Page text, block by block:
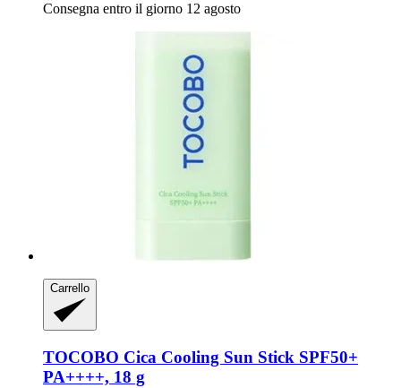
Consegna entro il giorno 12 agosto
Carrello
TOCOBO Cica Cooling Sun Stick SPF50+
PA++++, 18 g